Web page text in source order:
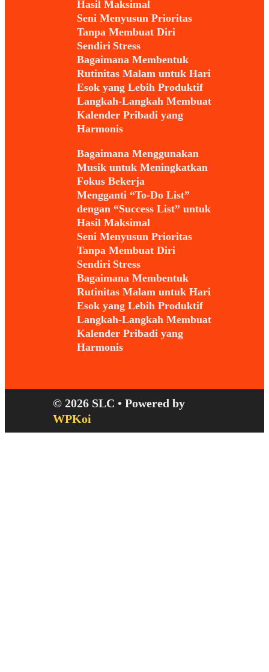
Hasil Maksimal
Seni Menyusun Prioritas
Tanpa Membuat Diri
Sendiri Stress
Bagaimana Membentuk
Rutinitas Malam untuk Hari
Esok yang Lebih Produktif
Langkah-Langkah Membuat
Kalender Pribadi yang
Harmonis
Bagaimana Menggunakan
Musik untuk Meningkatkan
Fokus Bekerja
Mengganti “To-Do List”
dengan “Success List” untuk
Hasil Maksimal
Seni Menyusun Prioritas
Tanpa Membuat Diri
Sendiri Stress
Bagaimana Membentuk
Rutinitas Malam untuk Hari
Esok yang Lebih Produktif
Langkah-Langkah Membuat
Kalender Pribadi yang
Harmonis
© 2026 SLC • Powered by
WPKoi